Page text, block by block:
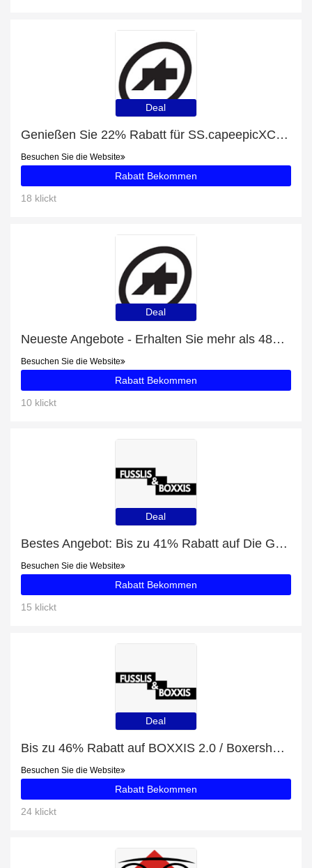
Deal
Genießen Sie 22% Rabatt für SS.capeepicXCJersey_evo7 Lady
Besuchen Sie die Website
Rabatt Bekommen
18 klickt
Deal
Neueste Angebote - Erhalten Sie mehr als 48% Rabatt auf UMA GT Jersey C2 Drop Head
Besuchen Sie die Website
Rabatt Bekommen
10 klickt
Deal
Bestes Angebot: Bis zu 41% Rabatt auf Die Gentleman Short
Besuchen Sie die Website
Rabatt Bekommen
15 klickt
Deal
Bis zu 46% Rabatt auf BOXXIS 2.0 / Boxershorts Schwarz und mehr
Besuchen Sie die Website
Rabatt Bekommen
24 klickt